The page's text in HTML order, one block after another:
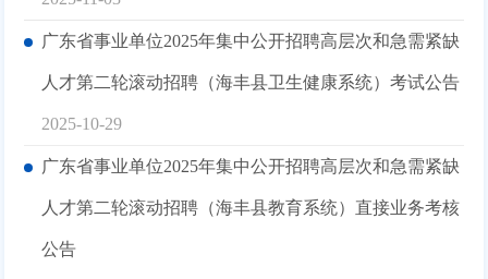
广东省事业单位2025年集中公开招聘高层次和急需紧缺
人才第二轮滚动招聘（海丰县卫生健康系统）考试公告
2025-10-29
广东省事业单位2025年集中公开招聘高层次和急需紧缺
人才第二轮滚动招聘（海丰县教育系统）直接业务考核
公告